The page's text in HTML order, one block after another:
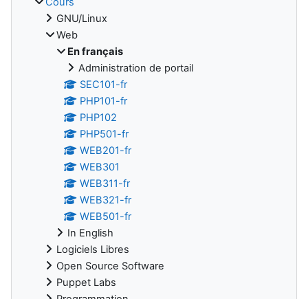
GNU/Linux
Web
En français
Administration de portail
SEC101-fr
PHP101-fr
PHP102
PHP501-fr
WEB201-fr
WEB301
WEB311-fr
WEB321-fr
WEB501-fr
In English
Logiciels Libres
Open Source Software
Puppet Labs